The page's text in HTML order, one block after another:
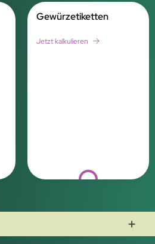
Loading...
Gewürzetiketten
Jetzt kalkulieren